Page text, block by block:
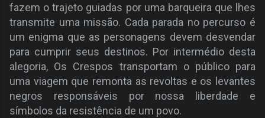
fazem o trajeto guiadas por uma barqueira que lhes
transmite uma missão. Cada parada no percurso é
um enigma que as personagens devem desvendar
para cumprir seus destinos. Por intermédio desta
alegoria, Os Crespos transportam o público para
uma viagem que remonta as revoltas e os levantes
negros responsáveis por nossa liberdade e
símbolos da resistência de um povo.